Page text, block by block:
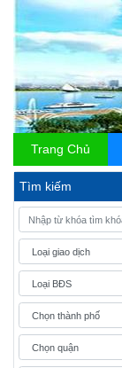
Trang Chủ
Tìm kiếm